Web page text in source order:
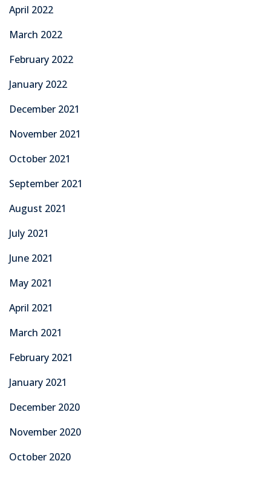
April 2022
March 2022
February 2022
January 2022
December 2021
November 2021
October 2021
September 2021
August 2021
July 2021
June 2021
May 2021
April 2021
March 2021
February 2021
January 2021
December 2020
November 2020
October 2020